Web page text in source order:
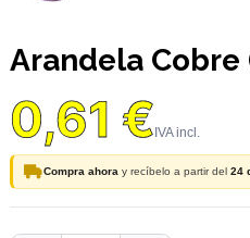
Arandela Cobre
0,61 €
Compra ahora y recíbelo a partir del 24